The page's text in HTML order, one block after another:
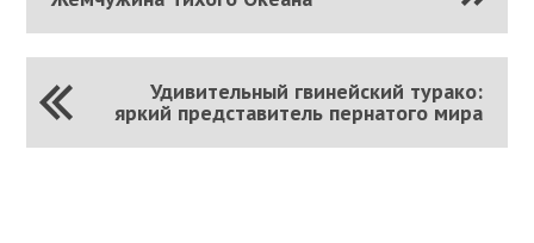
Удивительный гвинейский турако:
яркий представитель пернатого мира